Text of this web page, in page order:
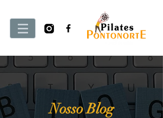
Nosso Blog